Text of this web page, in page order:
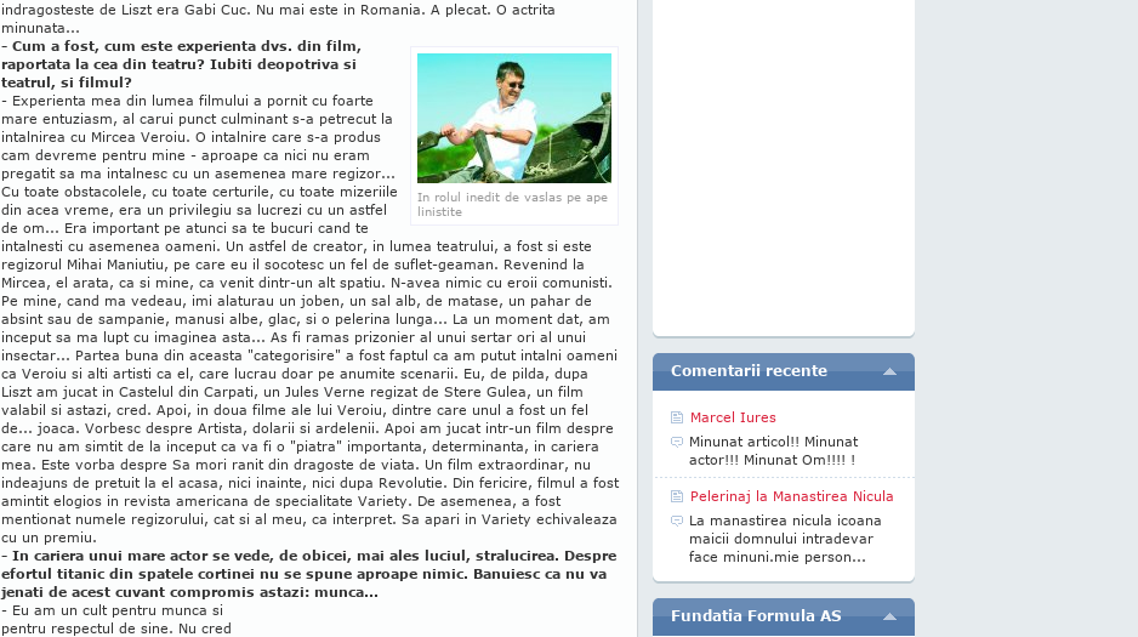
indragosteste de Liszt era Gabi Cuc. Nu mai este in Romania. A plecat. O actrita
minunata...
In rolul inedit de vaslas pe ape
linistite
- Cum a fost, cum este experienta dvs. din film,
raportata la cea din teatru? Iubiti deopotriva si
teatrul, si filmul?
- Experienta mea din lumea filmului a pornit cu foarte
mare entuziasm, al carui punct culminant s-a petrecut la
intalnirea cu Mircea Veroiu. O intalnire care s-a produs
cam devreme pentru mine - aproape ca nici nu eram
pregatit sa ma intalnesc cu un asemenea mare regizor...
Cu toate obstacolele, cu toate certurile, cu toate mizeriile
din acea vreme, era un privilegiu sa lucrezi cu un astfel
de om... Era important pe atunci sa te bucuri cand te
intalnesti cu asemenea oameni. Un astfel de creator, in lumea teatrului, a fost si este
regizorul Mihai Maniutiu, pe care eu il socotesc un fel de suflet-geaman. Revenind la
Mircea, el arata, ca si mine, ca venit dintr-un alt spatiu. N-avea nimic cu eroii comunisti.
Pe mine, cand ma vedeau, imi alaturau un joben, un sal alb, de matase, un pahar de
absint sau de sampanie, manusi albe, glac, si o pelerina lunga... La un moment dat, am
inceput sa ma lupt cu imaginea asta... As fi ramas prizonier al unui sertar ori al unui
insectar... Partea buna din aceasta "categorisire" a fost faptul ca am putut intalni oameni
ca Veroiu si alti artisti ca el, care lucrau doar pe anumite scenarii. Eu, de pilda, dupa
Liszt am jucat in Castelul din Carpati, un Jules Verne regizat de Stere Gulea, un film
valabil si astazi, cred. Apoi, in doua filme ale lui Veroiu, dintre care unul a fost un fel
de... joaca. Vorbesc despre Artista, dolarii si ardelenii. Apoi am jucat intr-un film despre
care nu am simtit de la inceput ca va fi o "piatra" importanta, determinanta, in cariera
mea. Este vorba despre Sa mori ranit din dragoste de viata. Un film extraordinar, nu
indeajuns de pretuit la el acasa, nici inainte, nici dupa Revolutie. Din fericire, filmul a fost
amintit elogios in revista americana de specialitate Variety. De asemenea, a fost
mentionat numele regizorului, cat si al meu, ca interpret. Sa apari in Variety echivaleaza
cu un premiu.
- In cariera unui mare actor se vede, de obicei, mai ales luciul, stralucirea. Despre
efortul titanic din spatele cortinei nu se spune aproape nimic. Banuiesc ca nu va
jenati de acest cuvant compromis astazi: munca...
- Eu am un cult pentru munca si
pentru respectul de sine. Nu cred
Comentarii recente
Marcel Iures
Minunat articol!! Minunat
actor!!! Minunat Om!!!! !
Pelerinaj la Manastirea Nicula
La manastirea nicula icoana
maicii domnului intradevar
face minuni.mie person...
Fundatia Formula AS